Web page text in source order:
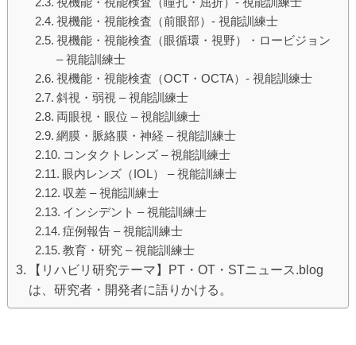
視機能・視能検査（前眼部）- 視能訓練士
視機能・視能検査（眼循環・視野）・ロービジョン
– 視能訓練士
視機能・視能検査（OCT・OCTA）- 視能訓練士
斜視・弱視 – 視能訓練士
両眼視・眼位 – 視能訓練士
網膜・脈絡膜・神経 – 視能訓練士
コンタクトレンズ – 視能訓練士
眼内レンズ（IOL） – 視能訓練士
収差 – 視能訓練士
インシデント – 視能訓練士
症例報告 – 視能訓練士
教育・研究 – 視能訓練士
【リハビリ研究テーマ】PT・OT・STニュース.blog
は、研究者・開発者に語りかける。